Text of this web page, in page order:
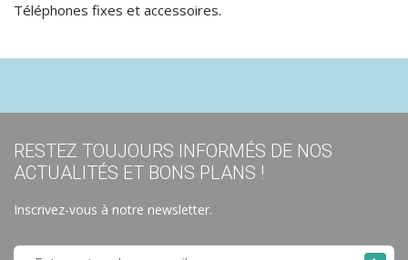
Téléphones fixes et accessoires.
RESTEZ TOUJOURS INFORMÉS DE NOS
ACTUALITÉS ET BONS PLANS !
Inscrivez-vous à notre newsletter.